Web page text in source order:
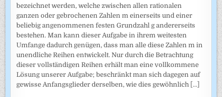
bezeichnet werden, welche zwischen allen rationalen
ganzen oder gebrochenen Zahlen m einerseits und einer
beliebig angenommenen festen Grundzahl g andererseits
bestehen. Man kann dieser Aufgabe in ihrem weitesten
Umfange dadurch genügen, dass man alle diese Zahlen m in
unendliche Reihen entwickelt. Nur durch die Betrachtung
dieser vollständigen Reihen erhält man eine vollkommene
Lösung unserer Aufgabe; beschränkt man sich dagegen auf
gewisse Anfangsglieder derselben, wie dies gewöhnlich [...]